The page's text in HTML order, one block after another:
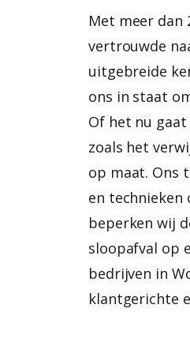
Met meer dan
vertrouwde
uitgebreide
ons in staat
Of het nu
zoals het
op maat. Ons
en
beperken wij
sloopafval op
bedrijven in
klantgerichte